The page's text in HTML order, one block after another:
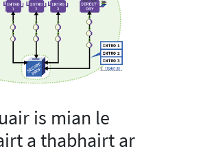
is mian le
a thabhairt ar